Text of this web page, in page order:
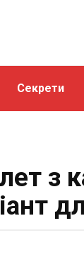
Секрети
з